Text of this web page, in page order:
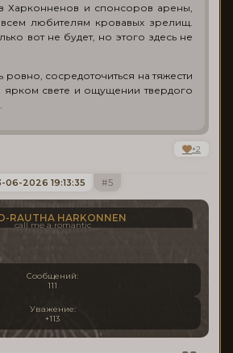
Харконненов и спонсоров арены,
любителям кровавых зрелищ.
вот не будет, но этого здесь не
ровно, сосредоточиться на тяжести
ярком свете и ощущении твердого
+2
5
06-2026 19:13:35
RAUTHA HARKONNEN
call me a romantic
Сообщений:
111
Уважение:
+113